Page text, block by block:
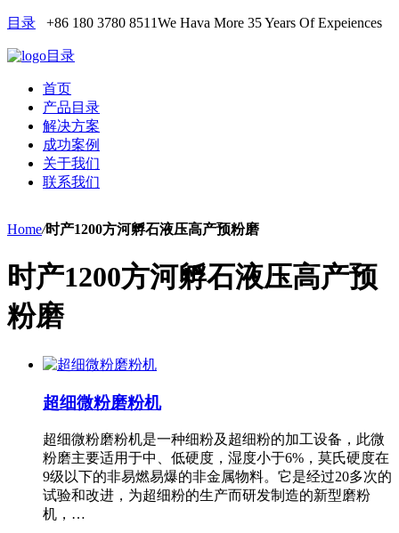
目录 +86 180 3780 8511We Hava More 35 Years Of Expeiences
目录
首页
产品目录
解决方案
成功案例
关于我们
联系我们
Home/时产1200方河孵石液压高产预粉磨
时产1200方河孵石液压高产预
粉磨
超细微粉磨粉机
超细微粉磨粉机是一种细粉及超细粉的加工设备，此微
粉磨主要适用于中、低硬度，湿度小于6%，莫氏硬度在
9级以下的非易燃易爆的非金属物料。它是经过20多次的
试验和改进，为超细粉的生产而研发制造的新型磨粉
机，…